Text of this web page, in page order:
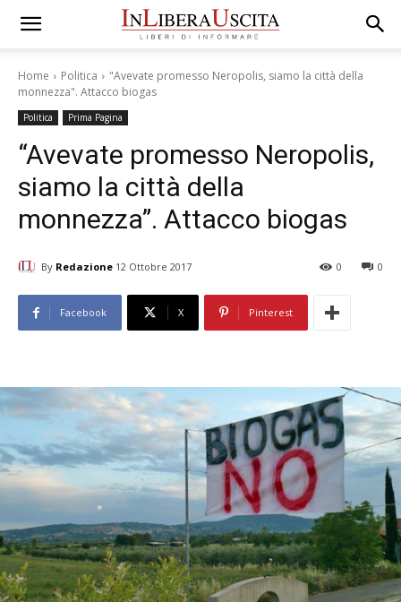
Home Politica
"Avevate promesso Neropolis, siamo la città della
monnezza". Attacco biogas
Politica Prima Pagina
“Avevate promesso Neropolis,
siamo la città della
monnezza”. Attacco biogas
By Redazione 12 Ottobre 2017 0
0
Facebook X Pinterest